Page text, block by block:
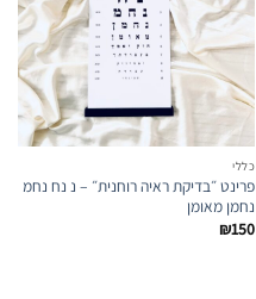
הוספה
לרשימת
המועדפים
כללי
פרינט ״בדיקת ראיה רוחנית״ – נ נח נחמ
נחמן מאומן
₪150